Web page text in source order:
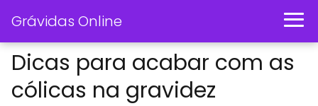
Grávidas Online
Dicas para acabar com as
cólicas na gravidez